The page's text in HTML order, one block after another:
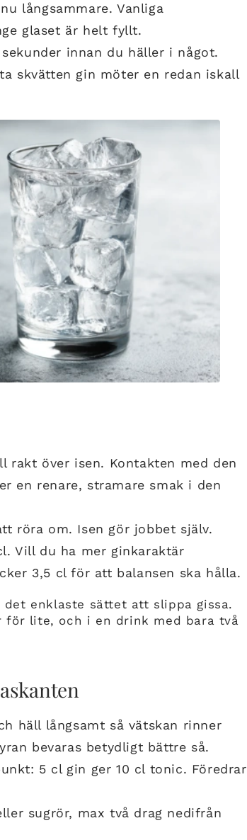
långsammare. Vanliga
glaset är helt fyllt.
innan du häller i något.
skvätten gin möter en redan iskall
rakt över isen. Kontakten med den
en renare, stramare smak i den
röra om. Isen gör jobbet själv.
Vill du ha mer ginkaraktär
3,5 cl för att balansen ska hålla.
enklaste sättet att slippa gissa.
för lite, och i en drink med bara två
häll långsamt så vätskan rinner
bevaras betydligt bättre så.
5 cl gin ger 10 cl tonic. Föredrar
sugrör, max två drag nedifrån